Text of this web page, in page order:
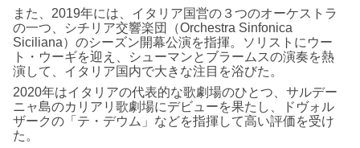
また、2019年には、イタリア国営の３つのオーケストラ
の一つ、シチリア交響楽団（Orchestra Sinfonica
Siciliana）のシーズン開幕公演を指揮。ソリストにウー
ト・ウーギを迎え、シューマンとブラームスの演奏を熱
演して、イタリア国内で大きな注目を浴びた。
2020年はイタリアの代表的な歌劇場のひとつ、サルデー
ニャ島のカリアリ歌劇場にデビューを果たし、ドヴォル
ザークの「テ・デウム」などを指揮して高い評価を受け
た。